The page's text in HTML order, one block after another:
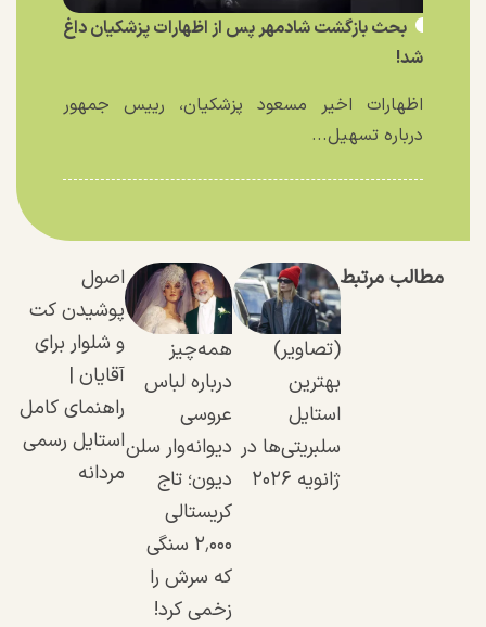
بحث بازگشت شادمهر پس از اظهارات پزشکیان داغ
شد!
اظهارات اخیر مسعود پزشکیان، رییس جمهور
درباره تسهیل...
مطالب مرتبط
(تصاویر)
بهترین
استایل
سلبریتی‌ها در
ژانویه ۲۰۲۶
همه‌چیز
درباره لباس
عروسی
دیوانه‌وار سلن
دیون؛ تاج
کریستالی
۲٬۰۰۰ سنگی
که سرش را
زخمی کرد!
اصول
پوشیدن کت
و شلوار برای
آقایان |
راهنمای کامل
استایل رسمی
مردانه